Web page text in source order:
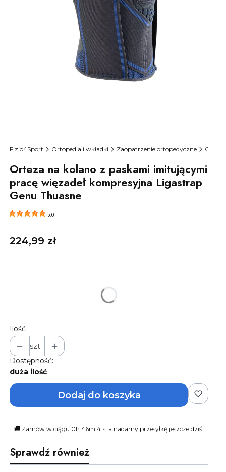
Fizjo4Sport Ortopedia i wkładki Zaopatrzenie ortopedyczne
Orteza na kolano z paskami imitującymi
pracę więzadeł kompresyjna Ligastrap
Genu Thuasne
5.0
Cena
224,99 zł
Ilość
szt.
Dostępność:
duża ilość
Dodaj do koszyka
🚚 Zamów w ciągu 0h 46m 40s, a nadamy przesyłkę jeszcze dziś.
Sprawdź również